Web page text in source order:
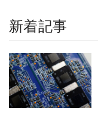
新着記事